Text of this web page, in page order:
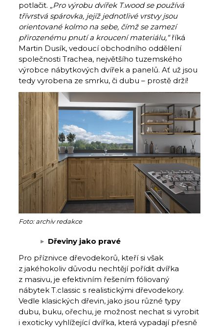
potlačit. „Pro výrobu dvířek T.wood se používá
třívrstvá spárovka, jejíž jednotlivé vrstvy jsou
orientované kolmo na sebe, čímž se zamezí
přirozenému pnutí a kroucení materiálu,“říká
Martin Dusík, vedoucí obchodního oddělení
společnosti Trachea, největšího tuzemského
výrobce nábytkových dvířek a panelů. Ať už jsou
tedy vyrobena ze smrku, či dubu – prostě drží!
Foto: archiv redakce
Dřeviny jako pravé
Pro příznivce dřevodekorů, kteří si však
z jakéhokoliv důvodu nechtějí pořídit dvířka
z masivu, je efektivním řešením fóliovaný
nábytek T.classic s realistickými dřevodekory.
Vedle klasických dřevin, jako jsou různé typy
dubu, buku, ořechu, je možnost nechat si vyrobit
i exoticky vyhlížející dvířka, která vypadají přesně